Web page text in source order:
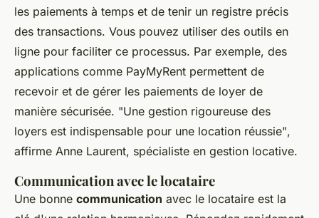
les paiements à temps et de tenir un registre précis
des transactions. Vous pouvez utiliser des outils en
ligne pour faciliter ce processus. Par exemple, des
applications comme PayMyRent permettent de
recevoir et de gérer les paiements de loyer de
manière sécurisée. "Une gestion rigoureuse des
loyers est indispensable pour une location réussie",
affirme Anne Laurent, spécialiste en gestion locative.
Communication avec le locataire
Une bonne communication avec le locataire est la